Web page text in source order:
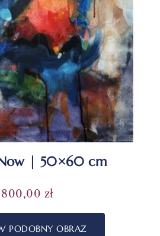
| 50×60 cm
800,00 zł
PODOBNY OBRAZ